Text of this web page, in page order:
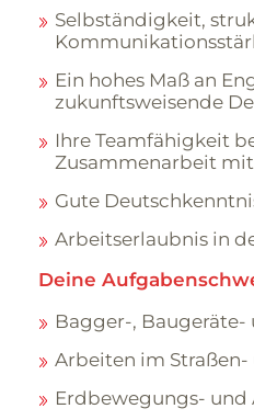
Selbständigkeit,
Ein hohes Maß an
zukunftsweisende
Ihre Teamfähigkeit
Zusammenarbeit
Gute
Arbeitserlaubnis in
Deine
Bagger-,
Arbeiten im Straßen-
Erdbewegungs- und